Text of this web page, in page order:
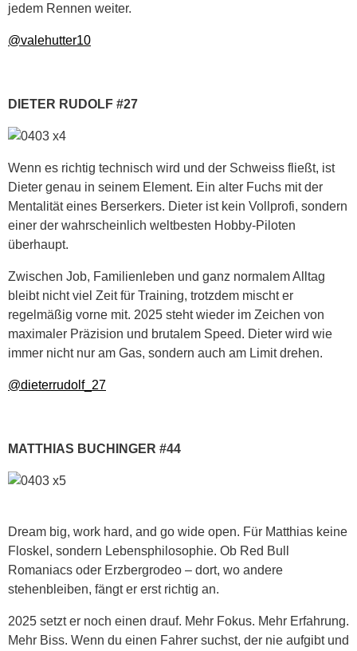
jedem Rennen weiter.
@valehutter10
DIETER RUDOLF #27
Wenn es richtig technisch wird und der Schweiss fließt, ist
Dieter genau in seinem Element. Ein alter Fuchs mit der
Mentalität eines Berserkers. Dieter ist kein Vollprofi, sondern
einer der wahrscheinlich weltbesten Hobby-Piloten
überhaupt.
Zwischen Job, Familienleben und ganz normalem Alltag
bleibt nicht viel Zeit für Training, trotzdem mischt er
regelmäßig vorne mit. 2025 steht wieder im Zeichen von
maximaler Präzision und brutalem Speed. Dieter wird wie
immer nicht nur am Gas, sondern auch am Limit drehen.
@dieterrudolf_27
MATTHIAS BUCHINGER #44
Dream big, work hard, and go wide open. Für Matthias keine
Floskel, sondern Lebensphilosophie. Ob Red Bull
Romaniacs oder Erzbergrodeo – dort, wo andere
stehenbleiben, fängt er erst richtig an.
2025 setzt er noch einen drauf. Mehr Fokus. Mehr Erfahrung.
Mehr Biss. Wenn du einen Fahrer suchst, der nie aufgibt und